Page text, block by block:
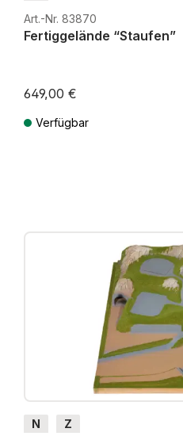
Art.-Nr. 83870
Fertiggelände “Staufen”
649,00 €
Verfügbar
N
Z